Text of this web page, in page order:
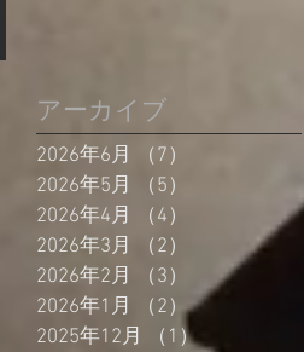
アーカイブ
2026年6月 （7）
2026年5月
（5）
2026年4月
（4）
2026年3月
（2）
2件の記事
2026年2月
（3）
3件の記事
2026年1月
（2）2件の記事
2025年12月
（1）1件の記事